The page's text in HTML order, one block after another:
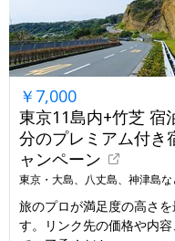
￥7,000
東京11島内+竹芝 宿
分のプレミアム付き
ャンペーン
東京・大島、八丈島、神津島
旅のプロが満足度の高さ
す。リンク先の価格や内